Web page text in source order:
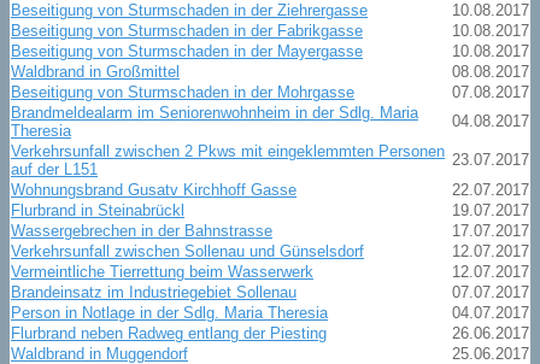
Beseitigung von Sturmschaden in der Ziehrergasse
10.08.2017
Beseitigung von Sturmschaden in der Fabrikgasse
10.08.2017
Beseitigung von Sturmschaden in der Mayergasse
10.08.2017
Waldbrand in Großmittel
08.08.2017
Beseitigung von Sturmschaden in der Mohrgasse
07.08.2017
Brandmeldealarm im Seniorenwohnheim in der Sdlg. Maria
Theresia
04.08.2017
Verkehrsunfall zwischen 2 Pkws mit eingeklemmten Personen
auf der L151
23.07.2017
Wohnungsbrand Gusatv Kirchhoff Gasse
22.07.2017
Flurbrand in Steinabrückl
19.07.2017
Wassergebrechen in der Bahnstrasse
17.07.2017
Verkehrsunfall zwischen Sollenau und Günselsdorf
12.07.2017
Vermeintliche Tierrettung beim Wasserwerk
12.07.2017
Brandeinsatz im Industriegebiet Sollenau
07.07.2017
Person in Notlage in der Sdlg. Maria Theresia
04.07.2017
Flurbrand neben Radweg entlang der Piesting
26.06.2017
Waldbrand in Muggendorf
25.06.2017